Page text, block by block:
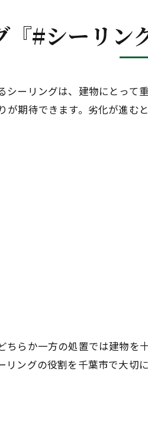
白蟻防除
『#シーリン
ーリングは、建物にとっ
期待できます。劣化が進
ちらか一方の処置では建物
ングの役割を千葉市で大切に